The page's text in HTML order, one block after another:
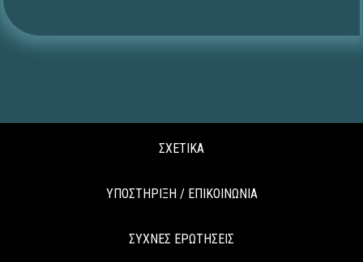
ΣΧΕΤΙΚΑ
ΥΠΟΣΤΗΡΙΞΗ / ΕΠΙΚΟΙΝΩΝΙΑ
ΣΥΧΝΕΣ ΕΡΩΤΗΣΕΙΣ